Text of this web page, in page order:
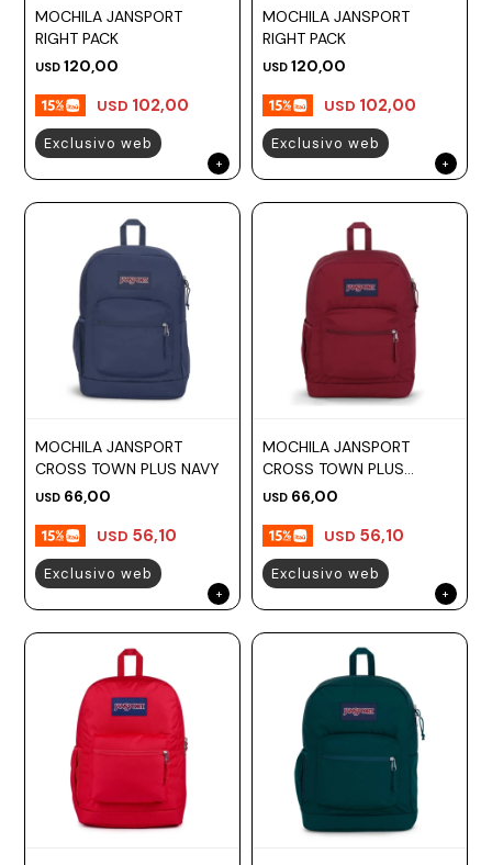
MOCHILA JANSPORT
RIGHT PACK
USD 120,00
USD 102,00
Exclusivo web
MOCHILA JANSPORT
RIGHT PACK
USD 120,00
USD 102,00
Exclusivo web
MOCHILA JANSPORT
CROSS TOWN PLUS NAVY
USD 66,00
USD 56,10
Exclusivo web
MOCHILA JANSPORT
CROSS TOWN PLUS
RUSSET RED
USD 66,00
USD 56,10
Exclusivo web